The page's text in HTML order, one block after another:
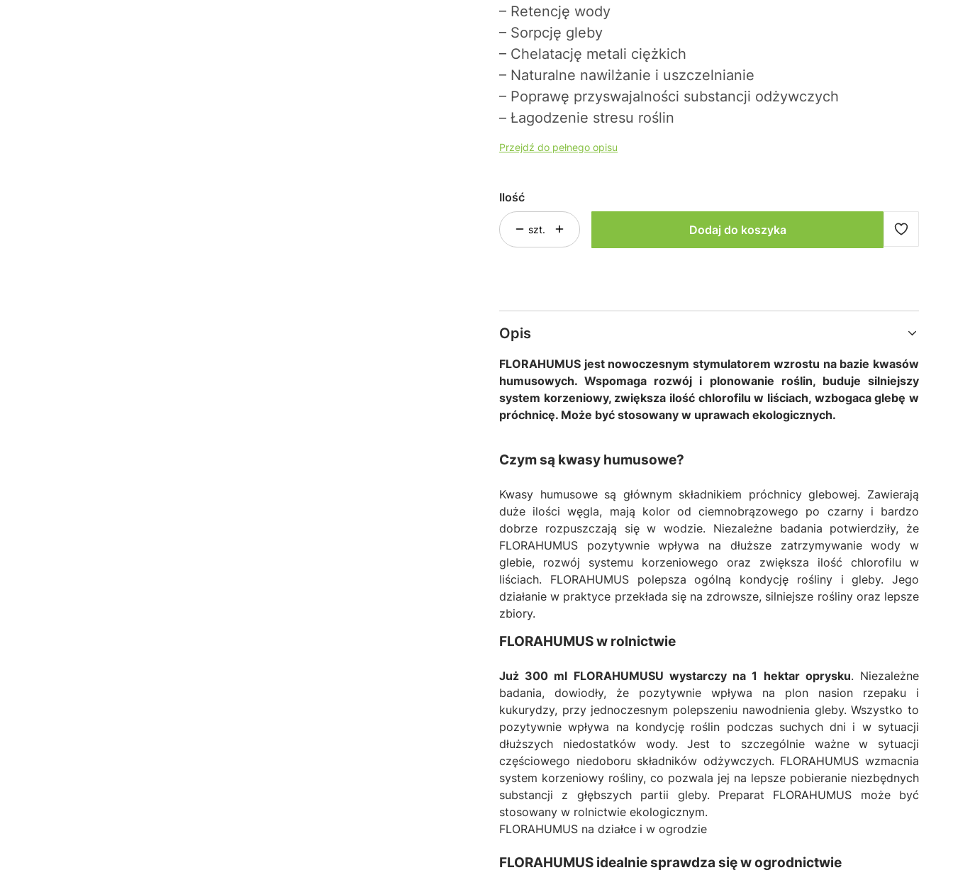
– Retencję wody
– Sorpcję gleby
– Chelatację metali ciężkich
– Naturalne nawilżanie i uszczelnianie
– Poprawę przyswajalności substancji odżywczych
– Łagodzenie stresu roślin
Przejdź do pełnego opisu
Ilość
szt. Dodaj do koszyka
Opis
FLORAHUMUS jest nowoczesnym stymulatorem wzrostu na bazie kwasów
humusowych. Wspomaga rozwój i plonowanie roślin, buduje silniejszy
system korzeniowy, zwiększa ilość chlorofilu w liściach, wzbogaca glebę w
próchnicę. Może być stosowany w uprawach ekologicznych.
Czym są kwasy humusowe?
Kwasy humusowe są głównym składnikiem próchnicy glebowej. Zawierają
duże ilości węgla, mają kolor od ciemnobrązowego po czarny i bardzo
dobrze rozpuszczają się w wodzie. Niezależne badania potwierdziły, że
FLORAHUMUS pozytywnie wpływa na dłuższe zatrzymywanie wody w
glebie, rozwój systemu korzeniowego oraz zwiększa ilość chlorofilu w
liściach. FLORAHUMUS polepsza ogólną kondycję rośliny i gleby. Jego
działanie w praktyce przekłada się na zdrowsze, silniejsze rośliny oraz lepsze
zbiory.
FLORAHUMUS w rolnictwie
Już 300 ml FLORAHUMUSU wystarczy na 1 hektar oprysku. Niezależne
badania, dowiodły, że pozytywnie wpływa na plon nasion rzepaku i
kukurydzy, przy jednoczesnym polepszeniu nawodnienia gleby. Wszystko to
pozytywnie wpływa na kondycję roślin podczas suchych dni i w sytuacji
dłuższych niedostatków wody. Jest to szczególnie ważne w sytuacji
częściowego niedoboru składników odżywczych. FLORAHUMUS wzmacnia
system korzeniowy rośliny, co pozwala jej na lepsze pobieranie niezbędnych
substancji z głębszych partii gleby. Preparat FLORAHUMUS może być
stosowany w rolnictwie ekologicznym.
FLORAHUMUS na działce i w ogrodzie
FLORAHUMUS idealnie sprawdza się w ogrodnictwie